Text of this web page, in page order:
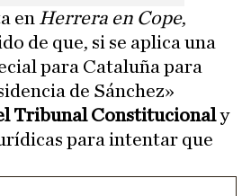
en Herrera en Cope,
de que, si se aplica una
para Cataluña para
de Sánchez»
Tribunal Constitucionaly
para intentar que